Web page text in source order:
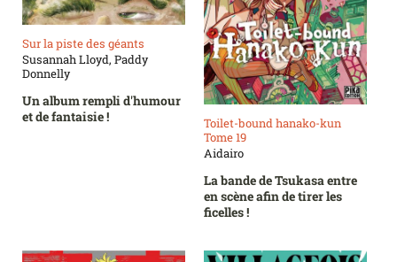
Sur la piste des géants
Susannah Lloyd, Paddy
Donnelly
Un album rempli d'humour
et de fantaisie !
Toilet-bound hanako-kun
Tome 19
Aidairo
La bande de Tsukasa entre
en scène afin de tirer les
ficelles !